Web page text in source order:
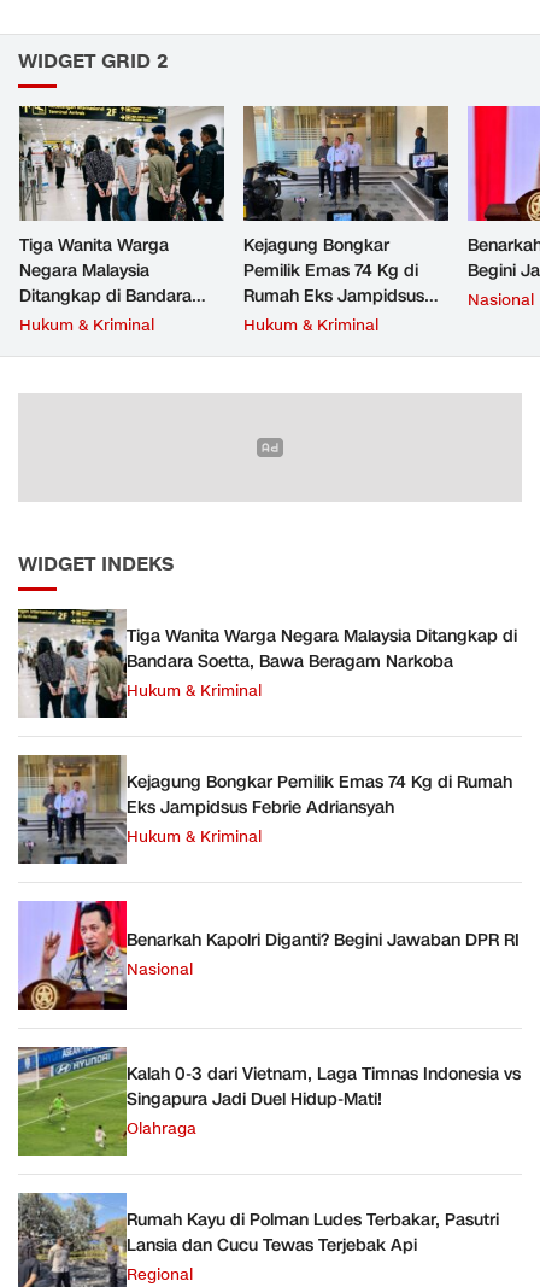
WIDGET GRID 2
Tiga Wanita Warga
Negara Malaysia
Ditangkap di Bandara
Soetta, Bawa Beragam
Hukum & Kriminal
Kejagung Bongkar
Pemilik Emas 74 Kg di
Rumah Eks Jampidsus
Febrie Adriansyah
Hukum & Kriminal
Begini
Nasional
WIDGET INDEKS
Tiga Wanita Warga Negara Malaysia Ditangkap di
Bandara Soetta, Bawa Beragam Narkoba
Hukum & Kriminal
Kejagung Bongkar Pemilik Emas 74 Kg di Rumah
Eks Jampidsus Febrie Adriansyah
Hukum & Kriminal
Benarkah Kapolri Diganti? Begini Jawaban DPR RI
Nasional
Kalah 0-3 dari Vietnam, Laga Timnas Indonesia vs
Singapura Jadi Duel Hidup-Mati!
Olahraga
Rumah Kayu di Polman Ludes Terbakar, Pasutri
Lansia dan Cucu Tewas Terjebak Api
Regional